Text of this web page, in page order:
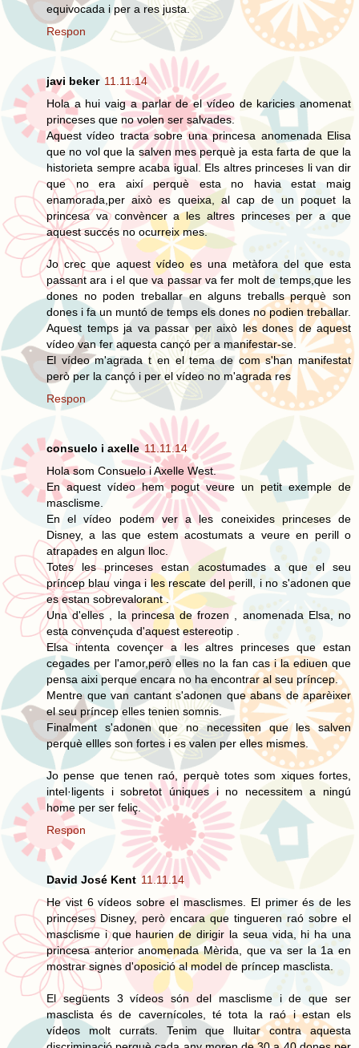
equivocada i per a res justa.
Respon
javi beker 11.11.14
Hola a hui vaig a parlar de el vídeo de karicies anomenat
princeses que no volen ser salvades.
Aquest vídeo tracta sobre una princesa anomenada Elisa
que no vol que la salven mes perquè ja esta farta de que la
historieta sempre acaba igual. Els altres princeses li van dir
que no era així perquè esta no havia estat maig
enamorada,per això es queixa, al cap de un poquet la
princesa va convèncer a les altres princeses per a que
aquest succés no ocurreix mes.
Jo crec que aquest vídeo es una metàfora del que esta
passant ara i el que va passar va fer molt de temps,que les
dones no poden treballar en alguns treballs perquè son
dones i fa un muntó de temps els dones no podien treballar.
Aquest temps ja va passar per això les dones de aquest
vídeo van fer aquesta cançó per a manifestar-se.
El vídeo m'agrada t en el tema de com s'han manifestat
però per la cançó i per el vídeo no m'agrada res
Respon
consuelo i axelle 11.11.14
Hola som Consuelo i Axelle West.
En aquest vídeo hem pogut veure un petit exemple de
masclisme.
En el vídeo podem ver a les coneixides princeses de
Disney, a las que estem acostumats a veure en perill o
atrapades en algun lloc.
Totes les princeses estan acostumades a que el seu
príncep blau vinga i les rescate del perill, i no s'adonen que
es estan sobrevalorant .
Una d'elles , la princesa de frozen , anomenada Elsa, no
esta convençuda d'aquest estereotip .
Elsa intenta covençer a les altres princeses que estan
cegades per l'amor,però elles no la fan cas i la ediuen que
pensa aixi perque encara no ha encontrar al seu príncep.
Mentre que van cantant s'adonen que abans de aparèixer
el seu príncep elles tenien somnis.
Finalment s'adonen que no necessiten que les salven
perquè ellles son fortes i es valen per elles mismes.
Jo pense que tenen raó, perquè totes som xiques fortes,
intel·ligents i sobretot úniques i no necessitem a ningú
home per ser feliç.
Respon
David José Kent 11.11.14
He vist 6 vídeos sobre el masclismes. El primer és de les
princeses Disney, però encara que tingueren raó sobre el
masclisme i que haurien de dirigir la seua vida, hi ha una
princesa anterior anomenada Mèrida, que va ser la 1a en
mostrar signes d'oposició al model de príncep masclista.
El següents 3 vídeos són del masclisme i de que ser
masclista és de cavernícoles, té tota la raó i estan els
vídeos molt currats. Tenim que lluitar contra aquesta